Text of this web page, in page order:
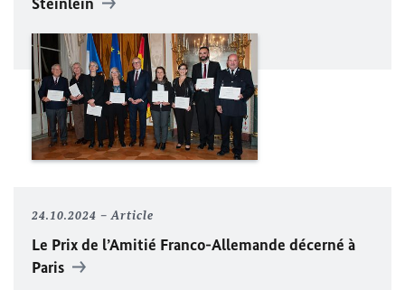
24.10.2024 Article
Le Prix de l’Amitié Franco-Allemande décerné à
Paris